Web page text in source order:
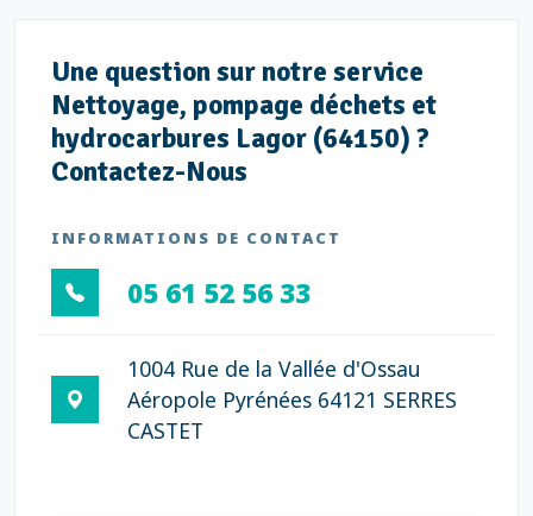
Une question sur notre service
Nettoyage, pompage déchets et
hydrocarbures Lagor (64150) ?
Contactez-Nous
INFORMATIONS DE CONTACT
05 61 52 56 33
1004 Rue de la Vallée d'Ossau
Aéropole Pyrénées 64121 SERRES
CASTET